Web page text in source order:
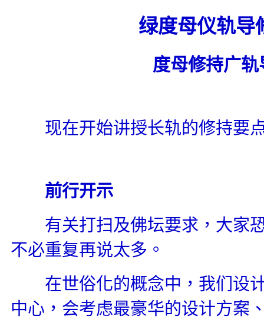
绿度母仪轨导
度母修持广轨
现在开始讲授长轨的修持要
前行开示
有关打扫及佛坛要求，大家恐
不必重复再说太多。
在世俗化的概念中，我们设计
中心，会考虑最豪华的设计方案